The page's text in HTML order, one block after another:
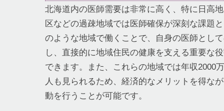
北海道内の医師需要は非常に高く、特に日高
区などの過疎地域では医師確保が深刻な課題
のような地域で働くことで、自身の医師とし
し、直接的に地域住民の健康を支える重要な
できます。また、これらの地域では年収2000
人も見られるため、経済的なメリットを得な
動を行うことが可能です。